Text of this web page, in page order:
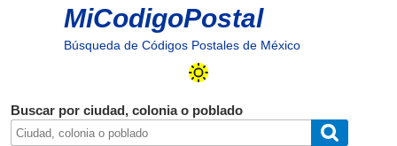
MiCodigoPostal
Búsqueda de Códigos Postales de México
Buscar por ciudad, colonia o poblado